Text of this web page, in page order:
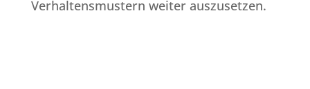
Verhaltensmustern weiter auszusetzen.